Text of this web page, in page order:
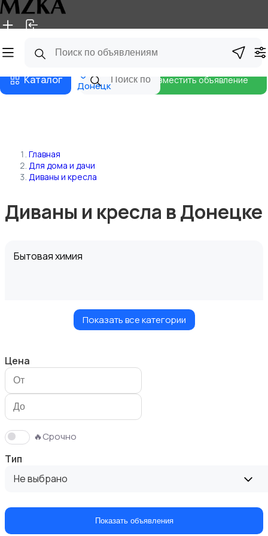
Главная Магазины
Каталог Донецк
Разместить объявление
Главная
Для дома и дачи
Диваны и кресла
Диваны и кресла в Донецке
Бытовая химия
Кровати и матрасы
Кухонные гарнитуры
Показать все категории
Цена
🔥Срочно
Тип
Не выбрано
Показать объявления